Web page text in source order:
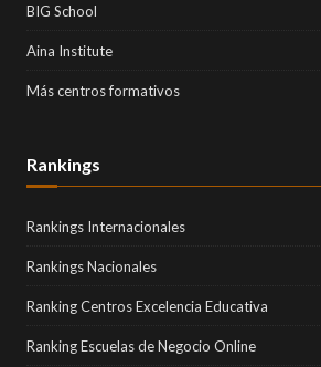
BIG School
Aina Institute
Más centros formativos
Rankings
Rankings Internacionales
Rankings Nacionales
Ranking Centros Excelencia Educativa
Ranking Escuelas de Negocio Online